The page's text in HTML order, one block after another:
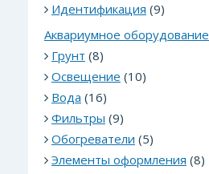
Идентификация (9)
Аквариумное оборудование
Грунт (8)
Освещение (10)
Вода (16)
Фильтры (9)
Обогреватели (5)
Элементы оформления (8)